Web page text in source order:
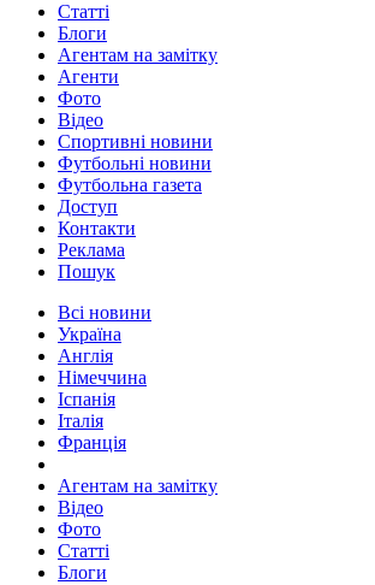
Статті
Блоги
Агентам на замітку
Агенти
Фото
Відео
Спортивні новини
Футбольні новини
Футбольна газета
Доступ
Контакти
Реклама
Пошук
Всі новини
Україна
Англія
Німеччина
Іспанія
Італія
Франція
Агентам на замітку
Відео
Фото
Статті
Блоги